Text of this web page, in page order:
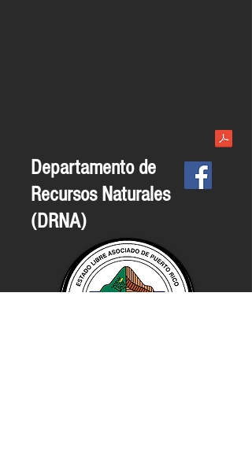
Departamento de
Recursos Naturales
(DRNA)